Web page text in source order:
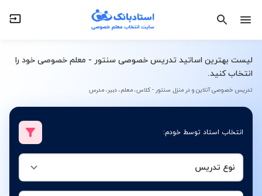
لیست بهترین اساتید تدریس خصوصی سنتور - معلم خصوصی خود را
انتخاب کنید.
تدریس خصوصی آنلاین و در منزل سنتور - کلاس، معلم، دبیر، مدرس
انتخاب استاد توسط خودم:
نوع تدریس
سنتور